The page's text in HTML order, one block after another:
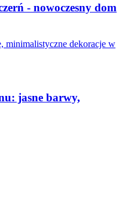
- nowoczesny dom
jasne barwy,